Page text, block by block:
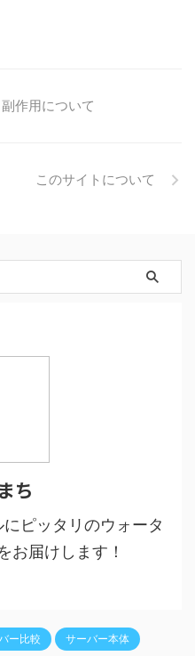
作用について
このサイトについて
ち
ピッタリのウォータ
お届けします！
ー比較 サーバー本体